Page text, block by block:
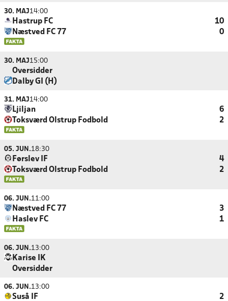
30. MAJ14:00
Hastrup FC
10
Næstved FC 77
0
30. MAJ15:00
Oversidder
Dalby GI (H)
31. MAJ14:00
Ljiljan
6
Toksværd Olstrup Fodbold
2
05. JUN.18:30
Førslev IF
4
Toksværd Olstrup Fodbold
2
06. JUN.11:00
Næstved FC 77
3
Haslev FC
1
06. JUN.13:00
Karise IK
Oversidder
06. JUN.13:00
Suså IF
2